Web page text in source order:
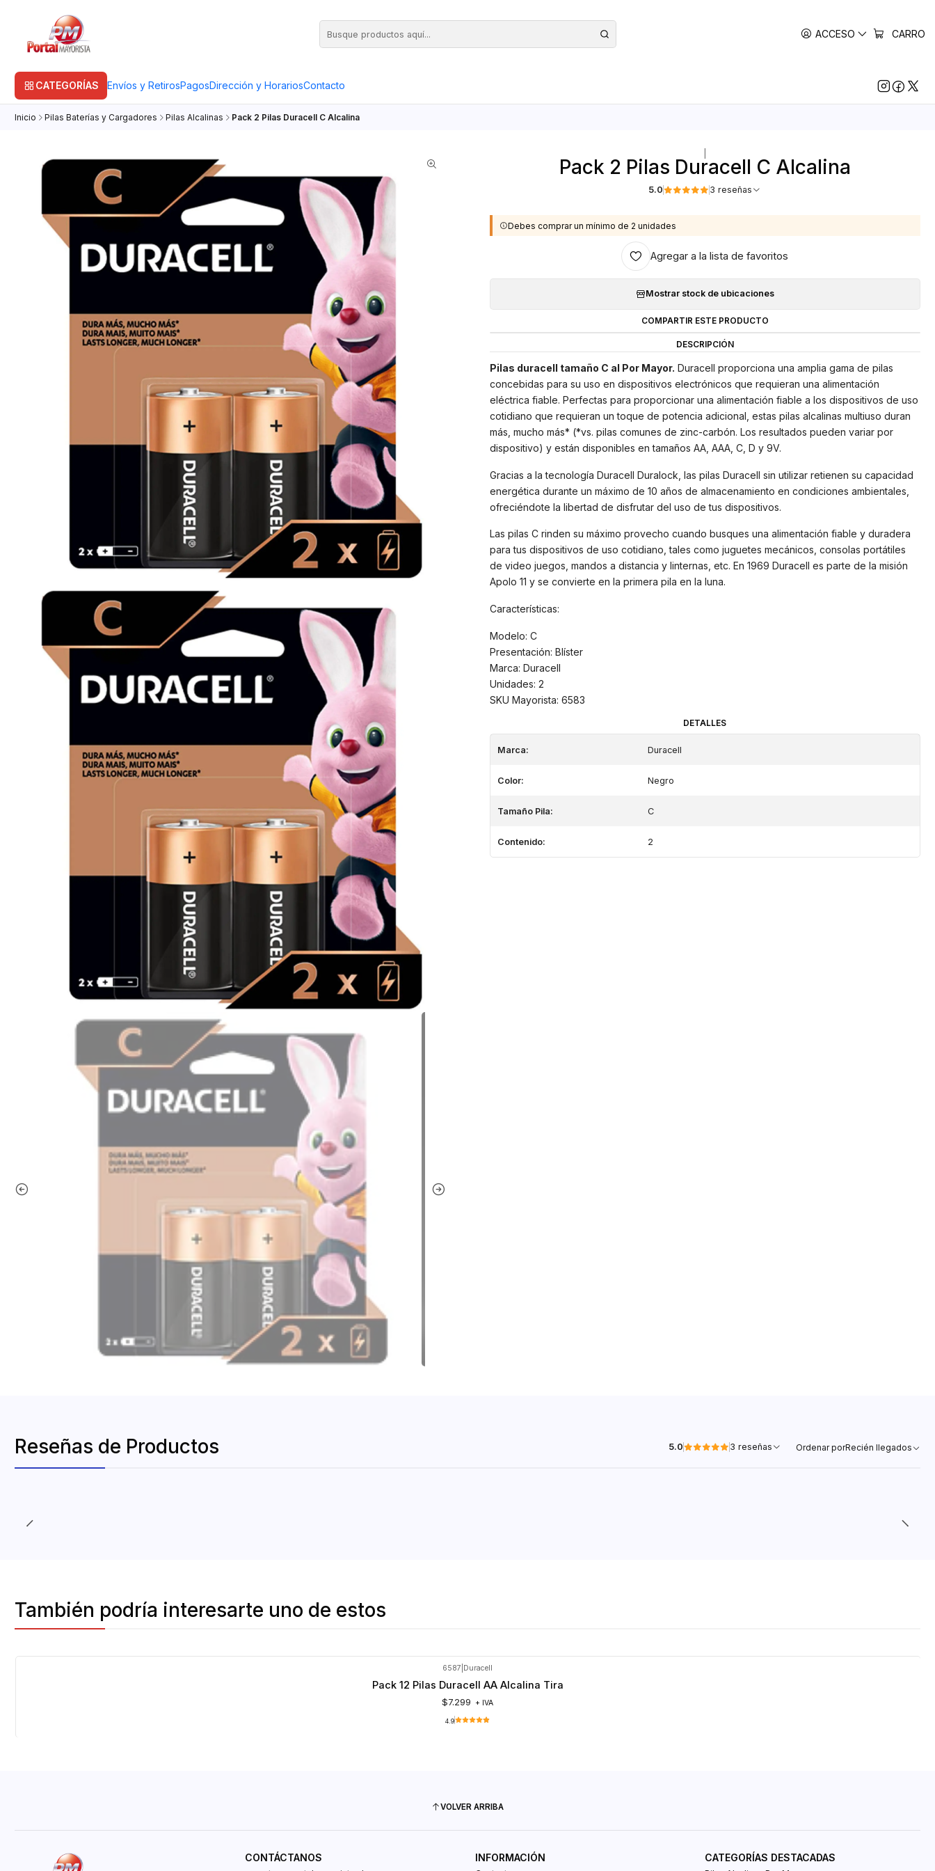
ACCESO CARRO
CATEGORÍAS Envíos y RetirosPagosDirección y HorariosContacto
Inicio Pilas Baterías y Cargadores Pilas Alcalinas Pack 2 Pilas Duracell C Alcalina
Pack 2 Pilas Duracell C Alcalina
5.0 3 reseñas
Debes comprar un mínimo de 2 unidades
Agregar a la lista de favoritos
Mostrar stock de ubicaciones
COMPARTIR ESTE PRODUCTO
DESCRIPCIÓN
Pilas duracell tamaño C al Por Mayor. Duracell proporciona una amplia gama de pilas
concebidas para su uso en dispositivos electrónicos que requieran una alimentación
eléctrica fiable. Perfectas para proporcionar una alimentación fiable a los dispositivos de uso
cotidiano que requieran un toque de potencia adicional, estas pilas alcalinas multiuso duran
más, mucho más* (*vs. pilas comunes de zinc-carbón. Los resultados pueden variar por
dispositivo) y están disponibles en tamaños AA, AAA, C, D y 9V.
Gracias a la tecnología Duracell Duralock, las pilas Duracell sin utilizar retienen su capacidad
energética durante un máximo de 10 años de almacenamiento en condiciones ambientales,
ofreciéndote la libertad de disfrutar del uso de tus dispositivos.
Las pilas C rinden su máximo provecho cuando busques una alimentación fiable y duradera
para tus dispositivos de uso cotidiano, tales como juguetes mecánicos, consolas portátiles
de video juegos, mandos a distancia y linternas, etc. En 1969 Duracell es parte de la misión
Apolo 11 y se convierte en la primera pila en la luna.
Características:
Modelo: C
Presentación: Blíster
Marca: Duracell
Unidades: 2
SKU Mayorista: 6583
DETALLES
Marca: Duracell
Color: Negro
Tamaño Pila: C
Contenido: 2
Reseñas de Productos 5.0 3 reseñas Ordenar porRecién llegados
También podría interesarte uno de estos
6587 Duracell
Pack 12 Pilas Duracell AA Alcalina Tira
$7.299 + IVA
4.9
VOLVER ARRIBA
CONTÁCTANOS INFORMACIÓN CATEGORÍAS DESTACADAS